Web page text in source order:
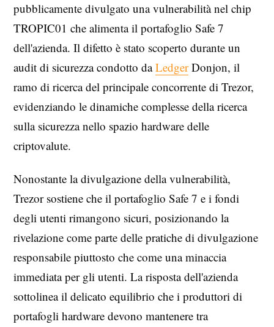
pubblicamente divulgato una vulnerabilità nel chip
TROPIC01 che alimenta il portafoglio Safe 7
dell'azienda. Il difetto è stato scoperto durante un
audit di sicurezza condotto daLedgerDonjon, il
ramo di ricerca del principale concorrente di Trezor,
evidenziando le dinamiche complesse della ricerca
sulla sicurezza nello spazio hardware delle
criptovalute.
Nonostante la divulgazione della vulnerabilità,
Trezor sostiene che il portafoglio Safe 7 e i fondi
degli utenti rimangono sicuri, posizionando la
rivelazione come parte delle pratiche di divulgazione
responsabile piuttosto che come una minaccia
immediata per gli utenti. La risposta dell'azienda
sottolinea il delicato equilibrio che i produttori di
portafogli hardware devono mantenere tra